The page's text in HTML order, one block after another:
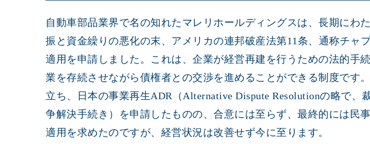
自動車部品業界で名の知れたマレリホールディングスは、長期にわ
振と資金繰りの悪化の末、アメリカの連邦破産法第11条、通称チャ
適用を申請しました。これは、企業が経営再建を行うための法的手
業を存続させながら債権者との交渉を進めることができる制度です
立ち、日本の事業再生ADR（Alternative Dispute Resolutionの略で、
争解決手続き）を申請したものの、合意には至らず、最終的には民
適用を求めたのですが、経営状況は改善せず今に至ります。